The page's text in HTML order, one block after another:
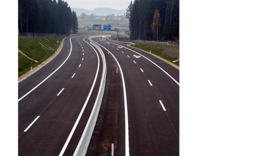
très facilement en cliquant sur l'image
correspondante pour accéder à la page
correspondante. Si vous avez besoin
d'informations supplémentaires, cliquez
sur l'image du produit. Vous serez alors
redirigé vers notre site web. Vous pouvez
également nous envoyer une demande
sans engagement. Vous pouvez
également commander cette information
produit sous forme d'ouvrage imprimé.
Nous vous facturerons toutefois les frais
de production, de manutention et
d'expédition.